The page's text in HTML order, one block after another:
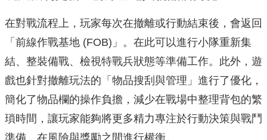
在對戰流程上，玩家每次在撤離或行動結束後，會返回
「前線作戰基地 (FOB)」。在此可以進行小隊重新集
結、整裝備戰、檢視特戰兵狀態等準備工作。此外，遊
戲也針對撤離玩法的「物品搜刮與管理」進行了優化，
簡化了物品欄的操作負擔，減少在戰場中整理背包的繁
瑣時間，讓玩家能夠將更多精力專注於行動決策與戰鬥
準備，在風險與獎勵之間進行權衡。